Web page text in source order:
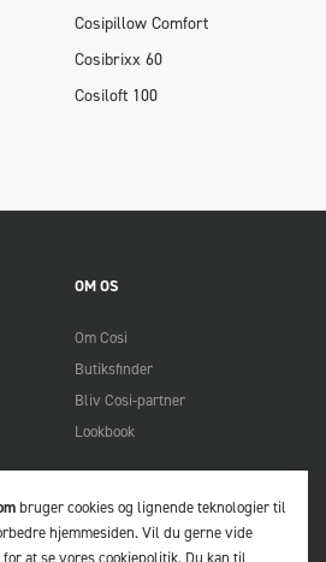
Cosipillow Comfort
Cosibrixx 60
Cosiloft 100
OM OS
Om Cosi
Butiksfinder
Bliv Cosi-partner
Lookbook
bruger cookies og lignende teknologier til
hjemmesiden. Vil du gerne vide
at se vores cookiepolitik. Du kan til